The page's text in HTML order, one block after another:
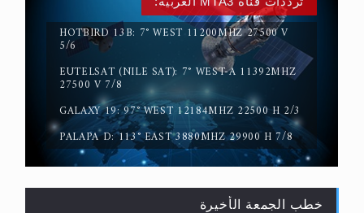
حقيقة المسيح الدجال
HOTBIRD 13B: 7° WEST 11200MHZ 27500 V
5/6
EUTELSAT (NILE SAT): 7° WEST-A 11392MHZ
27500 V 7/8
GALAXY 19: 97° WEST 12184MHZ 22500 H 2/3
PALAPA D: 113° EAST 3880MHZ 29900 H 7/8
خطب الجمعة الأخيرة